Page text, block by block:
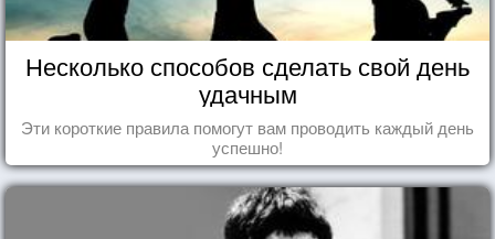
Несколько способов сделать свой день
удачным
Эти короткие правила помогут вам проводить каждый день
успешно!